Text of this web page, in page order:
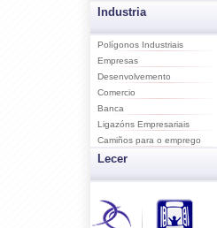
Industria
Polígonos Industriais
Empresas
Desenvolvemento
Comercio
Banca
Ligazóns Empresariais
Camiños para o emprego
Lecer